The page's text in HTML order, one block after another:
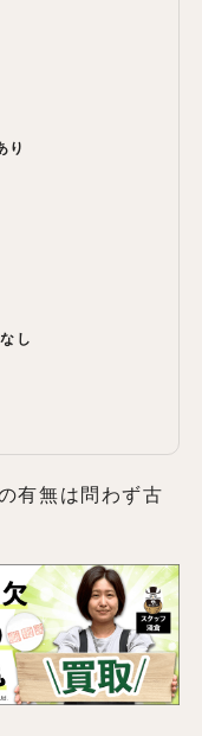
り
し
有無は問わず古